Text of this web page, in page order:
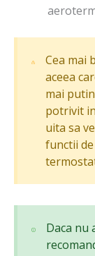
Cea mai
aceea
mai
potrivit
uita sa
functii
Daca nu